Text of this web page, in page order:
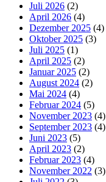
Juli 2026 (2)
April 2026 (4)
Dezember 2025 (4)
Oktober 2025 (3)
Juli 2025 (1)
April 2025 (2)
Januar 2025 (2)
August 2024 (2)
Mai 2024 (4)
Februar 2024 (5)
November 2023 (4)
September 2023 (4)
Juni 2023 (5)
April 2023 (2)
Februar 2023 (4)
November 2022 (3)